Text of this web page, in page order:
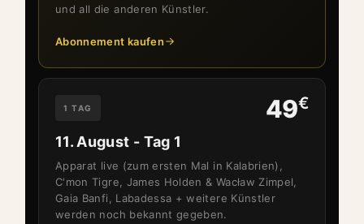
und all die anderen Künstler.
Abonnement kaufen
1 TAG 49€
11. August - Tag 1
Apparat live (zum ersten Mal in Kalabrien),
C'mon Tigre, James Holden & Wacław Zimpel,
Gaia Banfi, Labadessa + weitere Künstler
werden noch bekannt gegeben.